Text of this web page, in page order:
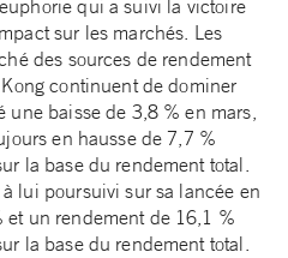
qui a suivi la victoire
sur les marchés. Les
des sources de rendement
continuent de dominer
une baisse de 3,8 % en mars,
en hausse de 7,7 %
la base du rendement total.
lui poursuivi sur sa lancée en
et un rendement de 16,1 %
la base du rendement total.